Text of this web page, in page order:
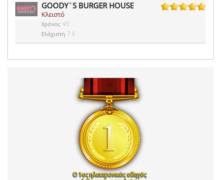
GOODY`S BURGER HOUSE
Κλειστό
Χρόνος 45'
Ελάχιστη 7 €